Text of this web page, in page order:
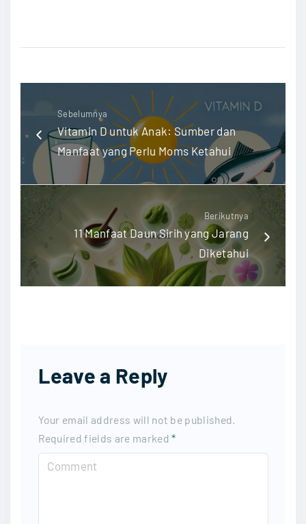
Sebelumnya
Vitamin D untuk Anak: Sumber dan
Manfaat yang Perlu Moms Ketahui
Berikutnya
11 Manfaat Daun Sirih yang Jarang
Diketahui
Leave a Reply
Your email address will not be published.
Required fields are marked*